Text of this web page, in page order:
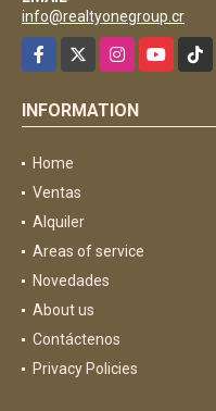
info@realtyonegroup.cr
Facebook
InstagramYouTubeTikTok
INFORMATION
Home
Ventas
Alquiler
Areas of service
Novedades
About us
Contáctenos
Privacy Policies